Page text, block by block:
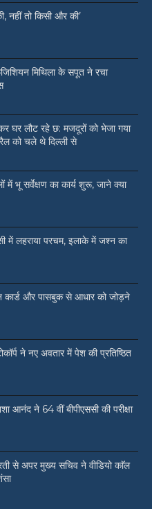
नहीं तो किसी और की’
मिथिला के सपूत ने रचा
घर लौट रहे छ: मजदूरों को भेजा गया
को चले थे दिल्ली से
भू सर्वेक्षण का कार्य शुरू, जाने क्या
में लहराया परचम, इलाके में जश्न का
कार्ड और पासबुक से आधार को जोड़ने
ने नए अवतार में पेश की प्रतिष्ठित
आनंद ने 64 वीं बीपीएससी की परीक्षा
से अपर मुख्य सचिव ने वीडियो काॅल